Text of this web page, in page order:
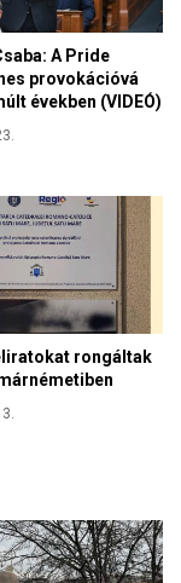
A Pride
provokációvá
években (VIDEÓ)
rongáltak